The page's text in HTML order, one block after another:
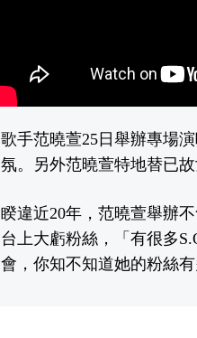
歌手范曉萱25日舉辦專場
氛。另外范曉萱特地替已
睽違近20年，范曉萱舉辦
台上大虧粉絲，「有很多
會，你知不知道她的粉絲有